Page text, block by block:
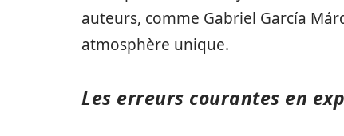
auteurs, comme Gabriel García
atmosphère unique.
Les erreurs courantes en